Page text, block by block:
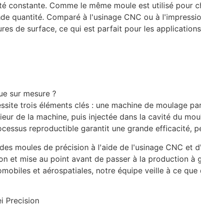
constante. Comme le même moule est utilisé pour
quantité. Comparé à l'usinage CNC ou à
de surface, ce qui est parfait pour les
sur mesure ?
trois éléments clés : une machine de moulage
de la machine, puis injectée dans la cavité du
reproductible garantit une grande efficacité,
moules de précision à l'aide de l'usinage CNC et
et mise au point avant de passer à la production
et aérospatiales, notre équipe veille à ce